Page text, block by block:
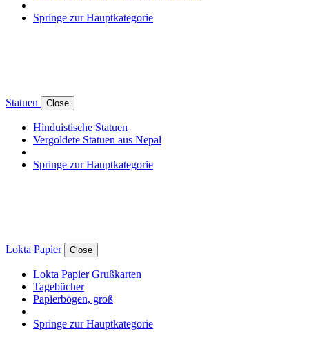
Springe zur Hauptkategorie
Statuen Close
Hinduistische Statuen
Vergoldete Statuen aus Nepal
Springe zur Hauptkategorie
Lokta Papier Close
Lokta Papier Grußkarten
Tagebücher
Papierbögen, groß
Springe zur Hauptkategorie